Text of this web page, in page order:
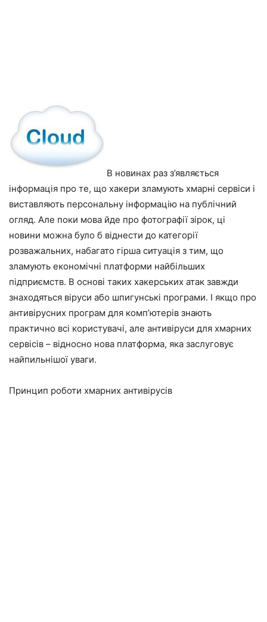
В новинах раз з’являється
інформація про те, що хакери зламують хмарні сервіси і
виставляють персональну інформацію на публічний
огляд. Але поки мова йде про фотографії зірок, ці
новини можна було б віднести до категорії
розважальних, набагато гірша ситуація з тим, що
зламують економічні платформи найбільших
підприємств. В основі таких хакерських атак завжди
знаходяться віруси або шпигунські програми. І якщо про
антивірусних програм для комп’ютерів знають
практично всі користувачі, але антивіруси для хмарних
сервісів – відносно нова платформа, яка заслуговує
найпильнішої уваги.
Принцип роботи хмарних антивірусів